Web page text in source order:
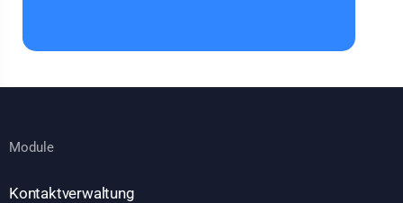
Module
Kontaktverwaltung